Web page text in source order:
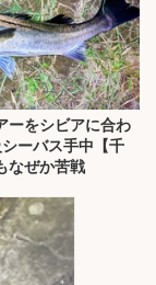
ーをシビアに合わ
ーバス手中【千
なぜか苦戦